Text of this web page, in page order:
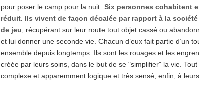
pour poser le camp pour la nuit. Six personnes cohabitent
réduit. Ils vivent de façon décalée par rapport à la
de jeu , récupérant sur leur route tout objet cassé ou
et lui donner une seconde vie. Chacun d’eux fait partie d’un
ensemble depuis longtemps. Ils sont les rouages et les
créée par leurs soins, dans le but de se "simplifier" la vie.
complexe et apparemment logique et très sensé, enfin, à leurs